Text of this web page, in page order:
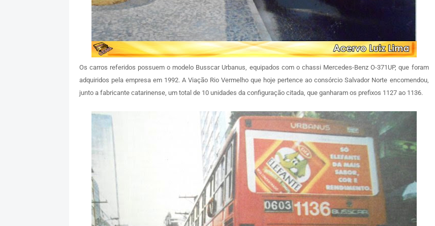
Os carros referidos possuem o modelo Busscar Urbanus, equipados com o chassi Mercedes-Benz O-371UP, que foram
adquiridos pela empresa em 1992. A Viação Rio Vermelho que hoje pertence ao consórcio Salvador Norte encomendou,
junto a fabricante catarinense, um total de 10 unidades da configuração citada, que ganharam os prefixos 1127 ao 1136.